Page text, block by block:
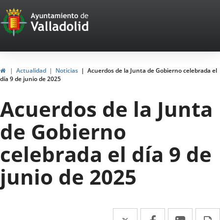
Portal
Web
del
Ayuntamiento
de
Valladolid
InicioActualidad Noticias
Acuerdos de la Junta de Gobierno celebrada el
día 9 de junio de 2025
Acuerdos de la Junta
de Gobierno
celebrada el día 9 de
junio de 2025
Twitter
Enlace Facebook
EnlaceEnlace